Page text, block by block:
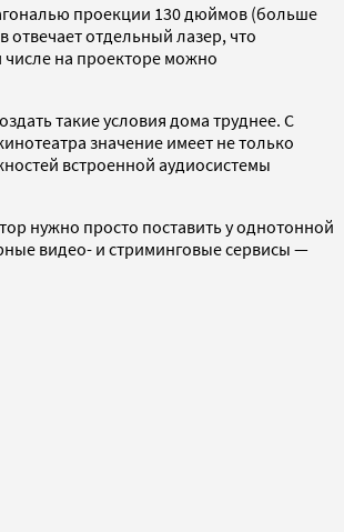
проекции 130 дюймов (больше
отдельный лазер, что
числе на проекторе можно
такие условия дома труднее. С
значение имеет не только
встроенной аудиосистемы
нужно просто поставить у однотонной
видео- и стриминговые сервисы —